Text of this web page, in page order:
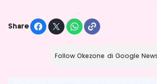
Share
Follow Okezone di Google